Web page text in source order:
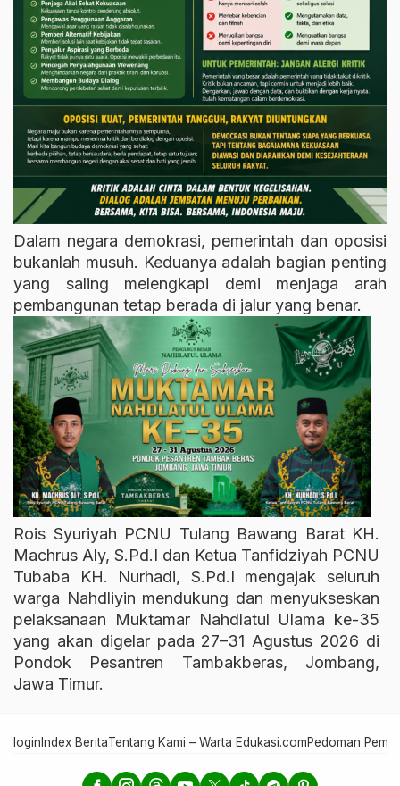
Dalam negara demokrasi, pemerintah dan oposisi
bukanlah musuh. Keduanya adalah bagian penting
yang saling melengkapi demi menjaga arah
pembangunan tetap berada di jalur yang benar.
Rois Syuriyah PCNU Tulang Bawang Barat KH.
Machrus Aly, S.Pd.I dan Ketua Tanfidziyah PCNU
Tubaba KH. Nurhadi, S.Pd.I mengajak seluruh
warga Nahdliyin mendukung dan menyukseskan
pelaksanaan Muktamar Nahdlatul Ulama ke-35
yang akan digelar pada 27–31 Agustus 2026 di
Pondok Pesantren Tambakberas, Jombang,
Jawa Timur.
login Index BeritaTentang Kami – Warta Edukasi.comPedoman